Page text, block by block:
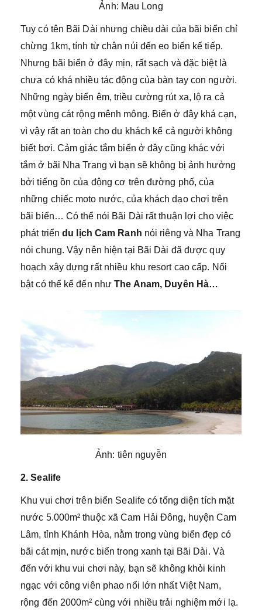
Ảnh: Mau Long
Tuy có tên Bãi Dài nhưng chiều dài của bãi biển chỉ
chừng 1km, tính từ chân núi đến eo biển kế tiếp.
Nhưng bãi biển ở đây mịn, rất sạch và đặc biệt là
chưa có khá nhiều tác động của bàn tay con người.
Những ngày biển êm, triều cường rút xa, lộ ra cả
một vùng cát rộng mênh mông. Biển ở đây khá cạn,
vì vậy rất an toàn cho du khách kể cả người không
biết bơi. Cảm giác tắm biển ở đây cũng khác với
tắm ở bãi Nha Trang vì bạn sẽ không bị ảnh hưởng
bởi tiếng ồn của động cơ trên đường phố, của
những chiếc moto nước, của khách dạo chơi trên
bãi biển… Có thể nói Bãi Dài rất thuận lợi cho việc
phát triểndu lịch Cam Ranh nói riêng và Nha Trang
nói chung. Vậy nên hiện tại Bãi Dài đã được quy
hoạch xây dựng rất nhiều khu resort cao cấp. Nổi
bật có thể kể đến nhưThe Anam, Duyên Hà…
Ảnh: tiên nguyễn
2. Sealife
Khu vui chơi trên biển Sealife có tổng diện tích mặt
nước 5.000m² thuộc xã Cam Hải Đông, huyện Cam
Lâm, tỉnh Khánh Hòa, nằm trong vùng biển đẹp có
bãi cát mịn, nước biển trong xanh tại Bãi Dài. Và
đến với khu vui chơi này, bạn sẽ không khỏi kinh
ngạc với công viên phao nổi lớn nhất Việt Nam,
rộng đến 2000m² cùng với nhiều trải nghiệm mới lạ.